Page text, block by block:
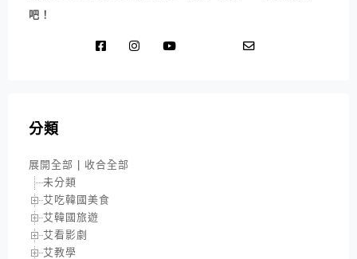
吧！
分類
展開全部
收合全部
未分類
艾吃韓國美食
艾韓國旅遊
艾看影劇
艾教學